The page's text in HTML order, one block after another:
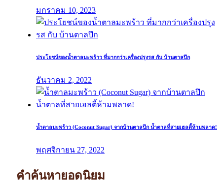
มกราคม 10, 2023
ประโยชน์ของน้ำตาลมะพร้าว ที่มากกว่าเครื่องปรุงรส กับ บ้านตาลปึก
ธันวาคม 2, 2022
น้ำตาลมะพร้าว (Coconut Sugar) จากบ้านตาลปึก น้ำตาลที่สายเฮลตี้ห้ามพลาด!
พฤศจิกายน 27, 2022
คำค้นหายอดนิยม